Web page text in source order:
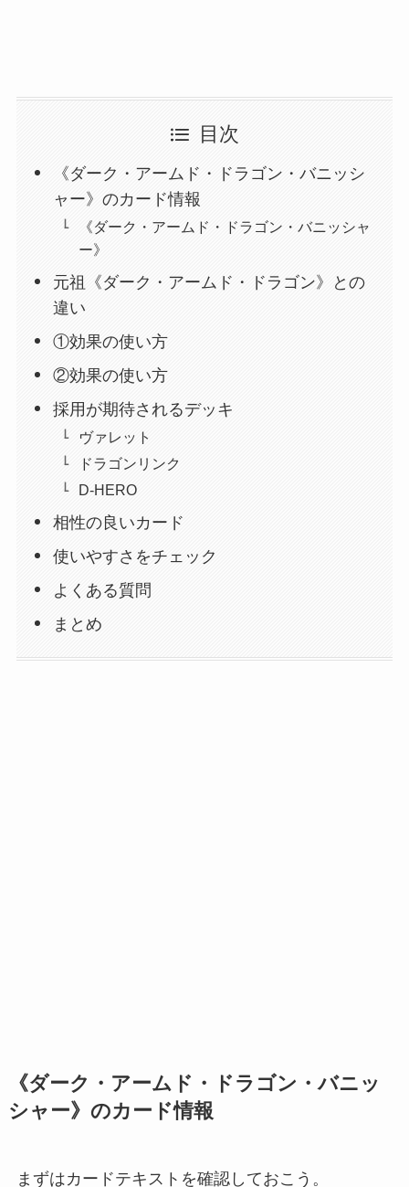
目次
《ダーク・アームド・ドラゴン・バニッシ
ャー》のカード情報
《ダーク・アームド・ドラゴン・バニッシャ
ー》
元祖《ダーク・アームド・ドラゴン》との
違い
①効果の使い方
②効果の使い方
採用が期待されるデッキ
ヴァレット
ドラゴンリンク
D-HERO
相性の良いカード
使いやすさをチェック
よくある質問
まとめ
《ダーク・アームド・ドラゴン・バニッ
シャー》のカード情報
まずはカードテキストを確認しておこう。